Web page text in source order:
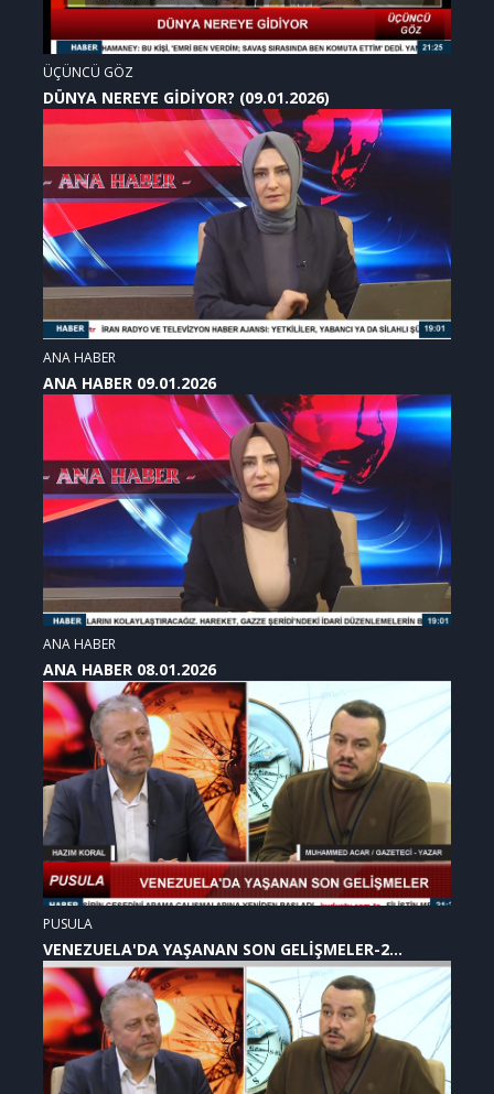
ÜÇÜNCÜ GÖZ
DÜNYA NEREYE GİDİYOR? (09.01.2026)
ANA HABER
ANA HABER 09.01.2026
ANA HABER
ANA HABER 08.01.2026
PUSULA
VENEZUELA'DA YAŞANAN SON GELİŞMELER-2
(07.01.2026)